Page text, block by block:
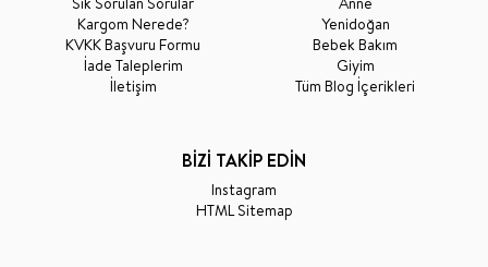
Kargom Nerede?
KVKK Başvuru Formu
İade Taleplerim
İletişim
Yenidoğan
Bebek Bakım
Giyim
Tüm Blog İçerikleri
BİZİ TAKİP EDİN
Instagram
HTML Sitemap